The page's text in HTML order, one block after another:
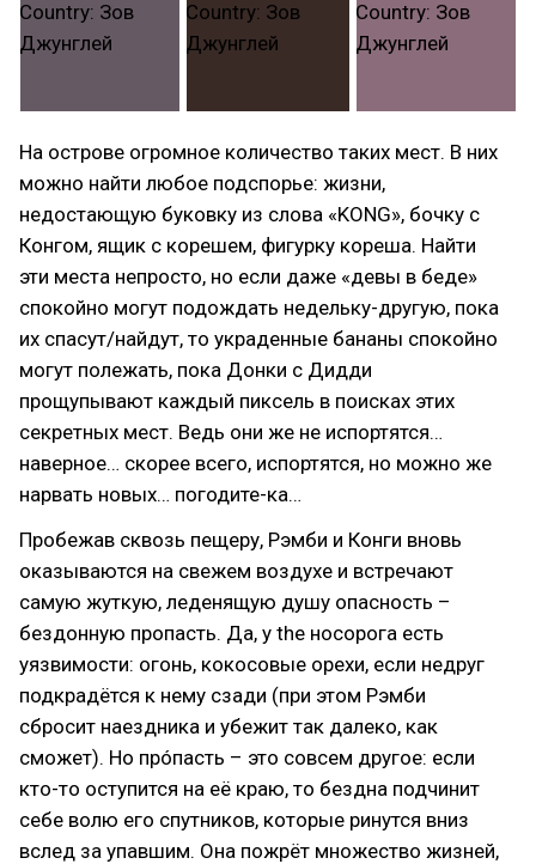
На острове огромное количество таких мест. В них
можно найти любое подспорье: жизни,
недостающую буковку из слова «KONG», бочку с
Конгом, ящик с корешем, фигурку кореша. Найти
эти места непросто, но если даже «девы в беде»
спокойно могут подождать недельку-другую, пока
их спасут/найдут, то украденные бананы спокойно
могут полежать, пока Донки с Дидди
прощупывают каждый пиксель в поисках этих
секретных мест. Ведь они же не испортятся…
наверное… скорее всего, испортятся, но можно же
нарвать новых… погодите-ка…
Пробежав сквозь пещеру, Рэмби и Конги вновь
оказываются на свежем воздухе и встречают
самую жуткую, леденящую душу опасность –
бездонную пропасть. Да, у the носорога есть
уязвимости: огонь, кокосовые орехи, если недруг
подкрадётся к нему сзади (при этом Рэмби
сбросит наездника и убежит так далеко, как
сможет). Но прóпасть – это совсем другое: если
кто-то оступится на её краю, то бездна подчинит
себе волю его спутников, которые ринутся вниз
вслед за упавшим. Она пожрёт множество жизней,